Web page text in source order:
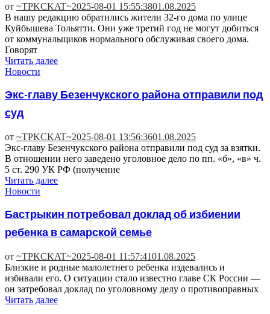
от ~TPKCKAT~2025-08-01 15:55:3801.08.2025
В нашу редакцию обратились жители 32-го дома по улице
Куйбышева Тольятти. Они уже третий год не могут добиться
от коммунальщиков нормального обслуживая своего дома.
Говорят
Читать далее
Новости
Экс-главу Безенчукского района отправили под
суд
от ~TPKCKAT~2025-08-01 13:56:3601.08.2025
Экс-главу Безенчукского района отправили под суд за взятки.
В отношении него заведено уголовное дело по пп. «б», «в» ч.
5 ст. 290 УК РФ (получение
Читать далее
Новости
Бастрыкин потребовал доклад об избиении
ребенка в самарской семье
от ~TPKCKAT~2025-08-01 11:57:4101.08.2025
Близкие и родные малолетнего ребенка издевались и
избивали его. О ситуации стало известно главе СК России —
он затребовал доклад по уголовному делу о противоправных
Читать далее